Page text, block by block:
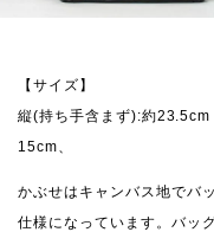
【サイズ】
縦(持ち手含まず):約
15cm、
かぶせはキャンバス地でバ
仕様になっています。バッ